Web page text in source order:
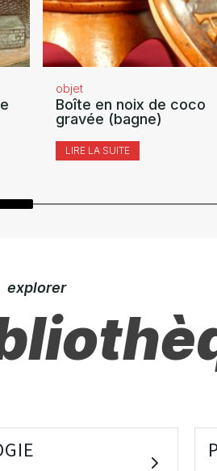
objet
Boîte en noix de coco
gravée (bagne)
LIRE LA SUITE
explorer